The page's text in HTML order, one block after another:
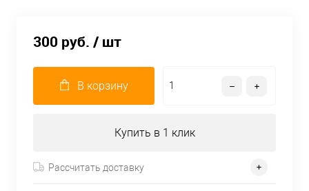
300 руб. / шт
В корзину
Купить в 1 клик
Рассчитать доставку